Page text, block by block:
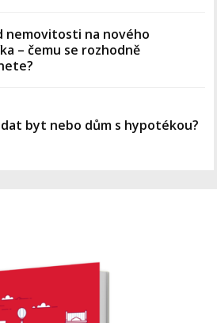
nemovitosti na nového
– čemu se rozhodně
byt nebo dům s hypotékou?